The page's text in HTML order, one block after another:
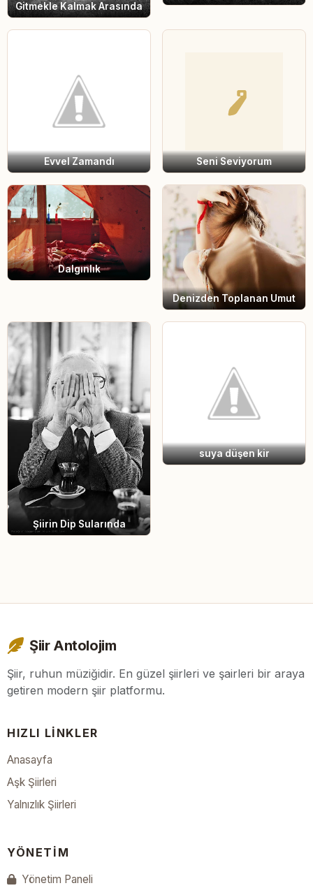
Gitmekle Kalmak Arasında
Evvel Zamandı Seni Seviyorum
Dalgınlık
Denizden Toplanan Umut
Şiirin Dip Sularında
suya düşen kir
Şiir Antolojim
Şiir, ruhun müziğidir. En güzel şiirleri ve şairleri bir araya
getiren modern şiir platformu.
HIZLI LINKLER
Anasayfa
Aşk Şiirleri
Yalnızlık Şiirleri
YÖNETIM
Yönetim Paneli